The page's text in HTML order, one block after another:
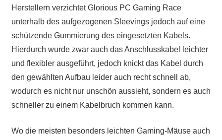
Herstellern verzichtet Glorious PC Gaming Race
unterhalb des aufgezogenen Sleevings jedoch auf eine
schützende Gummierung des eingesetzten Kabels.
Hierdurch wurde zwar auch das Anschlusskabel leichter
und flexibler ausgeführt, jedoch knickt das Kabel durch
den gewählten Aufbau leider auch recht schnell ab,
wodurch es nicht nur unschön aussieht, sondern es auch
schneller zu einem Kabelbruch kommen kann.
Wo die meisten besonders leichten Gaming-Mäuse auch